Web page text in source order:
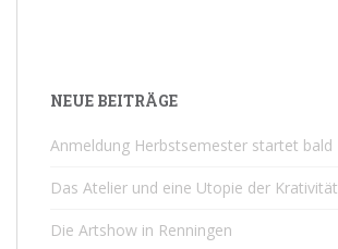
NEUE BEITRÄGE
Anmeldung Herbstsemester startet bald
Das Atelier und eine Utopie der Krativität
Die Artshow in Renningen